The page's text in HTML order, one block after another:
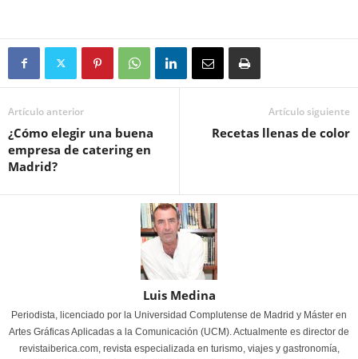
Artículo anterior
¿Cómo elegir una buena
empresa de catering en
Madrid?
Artículo siguiente
Recetas llenas de color
Luis Medina
Periodista, licenciado por la Universidad Complutense de Madrid y Máster en
Artes Gráficas Aplicadas a la Comunicación (UCM). Actualmente es director de
revistaiberica.com, revista especializada en turismo, viajes y gastronomía,